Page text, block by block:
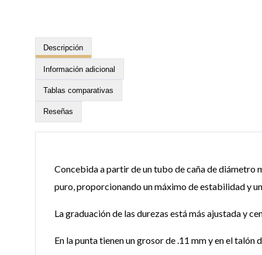
Descripción
Información adicional
Tablas comparativas
Reseñas
Concebida a partir de un tubo de caña de diámetro
puro, proporcionando un máximo de estabilidad y
La graduación de las durezas está más ajustada y
En la punta tienen un grosor de .11 mm y en el talón